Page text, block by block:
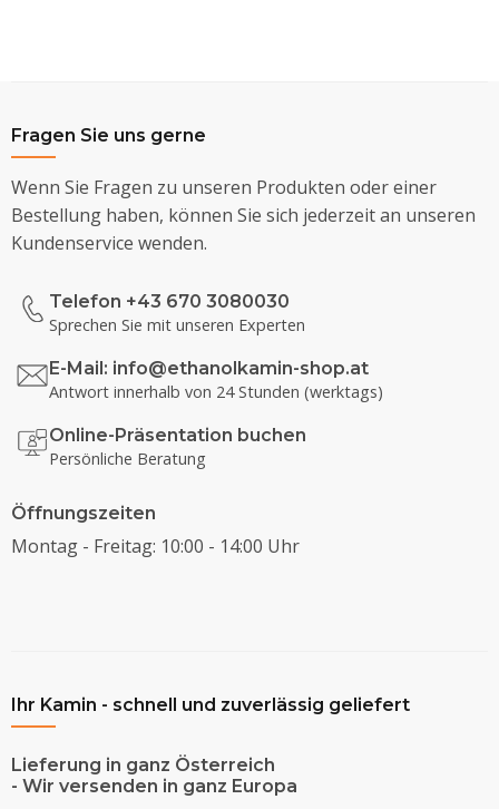
Fragen Sie uns gerne
Wenn Sie Fragen zu unseren Produkten oder einer
Bestellung haben, können Sie sich jederzeit an unseren
Kundenservice wenden.
Telefon +43 670 3080030
Sprechen Sie mit unseren Experten
E-Mail: info@ethanolkamin-shop.at
Antwort innerhalb von 24 Stunden (werktags)
Online-Präsentation buchen
Persönliche Beratung
Öffnungszeiten
Montag - Freitag: 10:00 - 14:00 Uhr
Ihr Kamin - schnell und zuverlässig geliefert
Lieferung in ganz Österreich
- Wir versenden in ganz Europa